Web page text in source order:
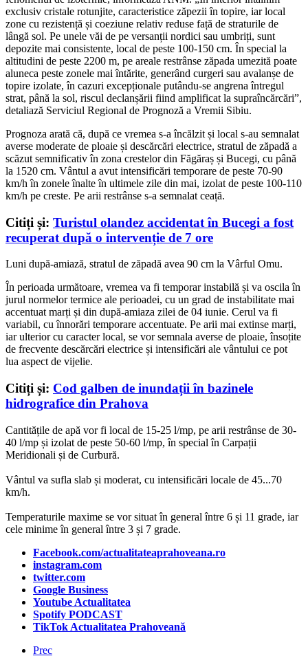
exclusiv cristale rotunjite, caracteristice zăpezii în topire, iar local
zone cu rezistență și coeziune relativ reduse față de straturile de
lângă sol. Pe unele văi de pe versanții nordici sau umbriți, sunt
depozite mai consistente, local de peste 100-150 cm. În special la
altitudini de peste 2200 m, pe areale restrânse zăpada umezită poate
aluneca peste zonele mai întărite, generând curgeri sau avalanșe de
topire izolate, în cazuri excepționale putându-se angrena întregul
strat, până la sol, riscul declanșării fiind amplificat la supraîncărcări”,
detaliază Serviciul Regional de Prognoză a Vremii Sibiu.
Prognoza arată că, după ce vremea s-a încălzit și local s-au semnalat
averse moderate de ploaie și descărcări electrice, stratul de zăpadă a
scăzut semnificativ în zona crestelor din Făgăraș și Bucegi, cu până
la 1520 cm. Vântul a avut intensificări temporare de peste 70-90
km/h în zonele înalte în ultimele zile din mai, izolat de peste 100-110
km/h pe creste. Pe arii restrânse s-a semnalat ceață.
Citiți și: Turistul olandez accidentat în Bucegi a fost
recuperat după o intervenție de 7 ore
Luni după-amiază, stratul de zăpadă avea 90 cm la Vârful Omu.
În perioada următoare, vremea va fi temporar instabilă și va oscila în
jurul normelor termice ale perioadei, cu un grad de instabilitate mai
accentuat marți și din după-amiaza zilei de 04 iunie. Cerul va fi
variabil, cu înnorări temporare accentuate. Pe arii mai extinse marți,
iar ulterior cu caracter local, se vor semnala averse de ploaie, însoțite
de frecvente descărcări electrice și intensificări ale vântului ce pot
lua aspect de vijelie.
Citiți și: Cod galben de inundații în bazinele
hidrografice din Prahova
Cantitățile de apă vor fi local de 15-25 l/mp, pe arii restrânse de 30-
40 l/mp și izolat de peste 50-60 l/mp, în special în Carpații
Meridionali și de Curbură.
Vântul va sufla slab și moderat, cu intensificări locale de 45...70
km/h.
Temperaturile maxime se vor situat în general între 6 și 11 grade, iar
cele minime în general între 3 și 7 grade.
Facebook.com/actualitateaprahoveana.ro
instagram.com
twitter.com
Google Business
Youtube Actualitatea
Spotify PODCAST
TikTok Actualitatea Prahoveană
Prec